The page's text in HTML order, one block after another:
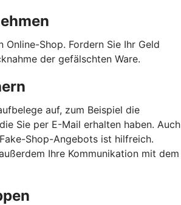
Online-Shop. Fordern Sie Ihr Geld
der gefälschten Ware.
auf, zum Beispiel die
Sie per E-Mail erhalten haben. Auch
Shop-Angebots ist hilfreich.
Ihre Kommunikation mit dem